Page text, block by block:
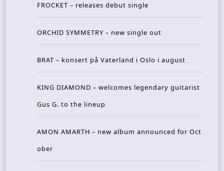
FROCKET – releases debut single
ORCHID SYMMETRY – new single out
BRAT – konsert på Vaterland i Oslo i august
KING DIAMOND – welcomes legendary guitarist
Gus G. to the lineup
AMON AMARTH – new album announced for Oct
ober